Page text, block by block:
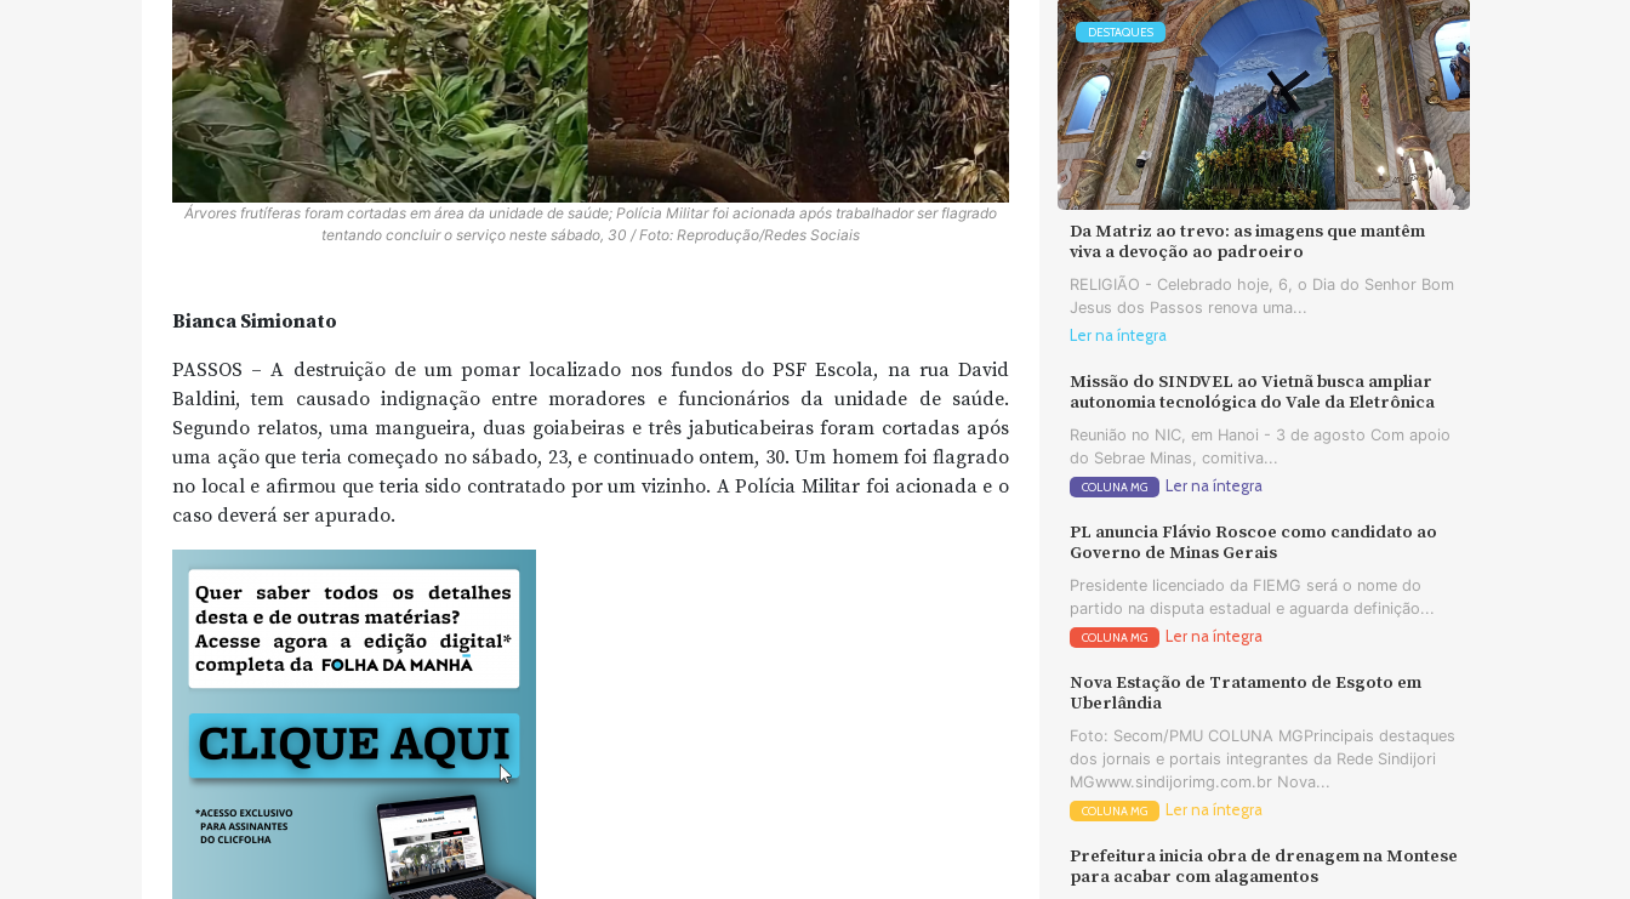
Árvores frutíferas foram cortadas em área da unidade de saúde; Polícia Militar foi acionada após trabalhador ser flagrado
tentando concluir o serviço neste sábado, 30 / Foto: Reprodução/Redes Sociais
Bianca Simionato
PASSOS – A destruição de um pomar localizado nos fundos do PSF Escola, na rua David
Baldini, tem causado indignação entre moradores e funcionários da unidade de saúde.
Segundo relatos, uma mangueira, duas goiabeiras e três jabuticabeiras foram cortadas após
uma ação que teria começado no sábado, 23, e continuado ontem, 30. Um homem foi flagrado
no local e afirmou que teria sido contratado por um vizinho. A Polícia Militar foi acionada e o
caso deverá ser apurado.
DESTAQUES
Da Matriz ao trevo: as imagens que mantêm
viva a devoção ao padroeiro
RELIGIÃO - Celebrado hoje, 6, o Dia do Senhor Bom
Jesus dos Passos renova uma...
Ler na íntegra
Missão do SINDVEL ao Vietnã busca ampliar
autonomia tecnológica do Vale da Eletrônica
Reunião no NIC, em Hanoi - 3 de agosto Com apoio
do Sebrae Minas, comitiva...
COLUNA MG Ler na íntegra
PL anuncia Flávio Roscoe como candidato ao
Governo de Minas Gerais
Presidente licenciado da FIEMG será o nome do
partido na disputa estadual e aguarda definição...
COLUNA MG Ler na íntegra
Nova Estação de Tratamento de Esgoto em
Uberlândia
Foto: Secom/PMU COLUNA MGPrincipais destaques
dos jornais e portais integrantes da Rede Sindijori
MGwww.sindijorimg.com.br Nova...
COLUNA MG Ler na íntegra
Prefeitura inicia obra de drenagem na Montese
para acabar com alagamentos